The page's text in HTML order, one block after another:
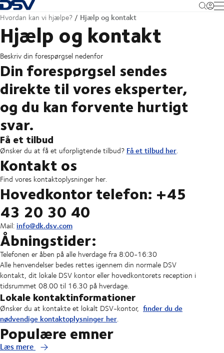
Tilbage til forsiden
Hvordan kan vi hjælpe? Hjælp og kontakt
Hjælp og kontakt
Beskriv din forespørgsel nedenfor
Din forespørgsel sendes
direkte til vores eksperter,
og du kan forvente hurtigt
svar.
Få et tilbud
Ønsker du at få et uforpligtende tilbud? Få et tilbud her.
Kontakt os
Find vores kontaktoplysninger her.
Hovedkontor telefon: +45
43 20 30 40
Mail: info@dk.dsv.com
Åbningstider:
Telefonen er åben på alle hverdage fra 8:00-16:30
Alle henvendelser bedes rettes igennem din normale DSV
kontakt, dit lokale DSV kontor eller hovedkontorets reception i
tidsrummet 08.00 til 16.30 på hverdage.
Lokale kontaktinformationer
Ønsker du at kontakte et lokalt DSV-kontor, finder du de
nødvendige kontaktoplysninger her.
Populære emner
Læs mere